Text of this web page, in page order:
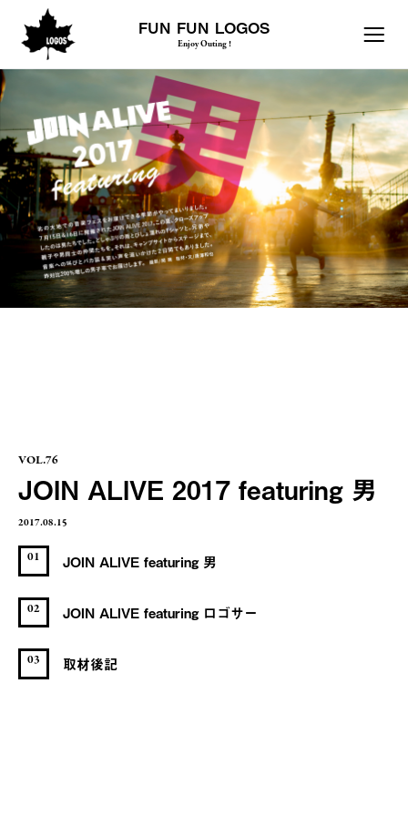
FUN FUN LOGOS
Enjoy Outing !
VOL.76
JOIN ALIVE 2017 featuring 男
2017.08.15
01 JOIN ALIVE featuring 男
02 JOIN ALIVE featuring ロゴサー
03 取材後記